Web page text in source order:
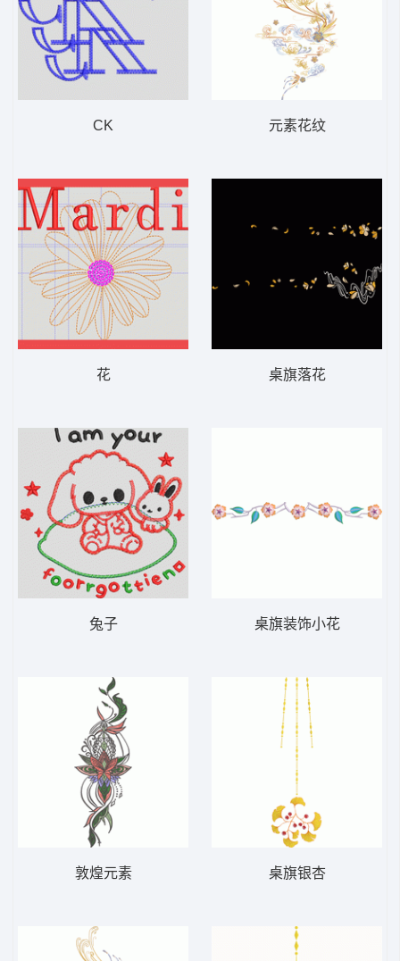
CK
花
兔子
敦煌元素
元素花纹
桌旗落花
桌旗装饰小花
桌旗银杏